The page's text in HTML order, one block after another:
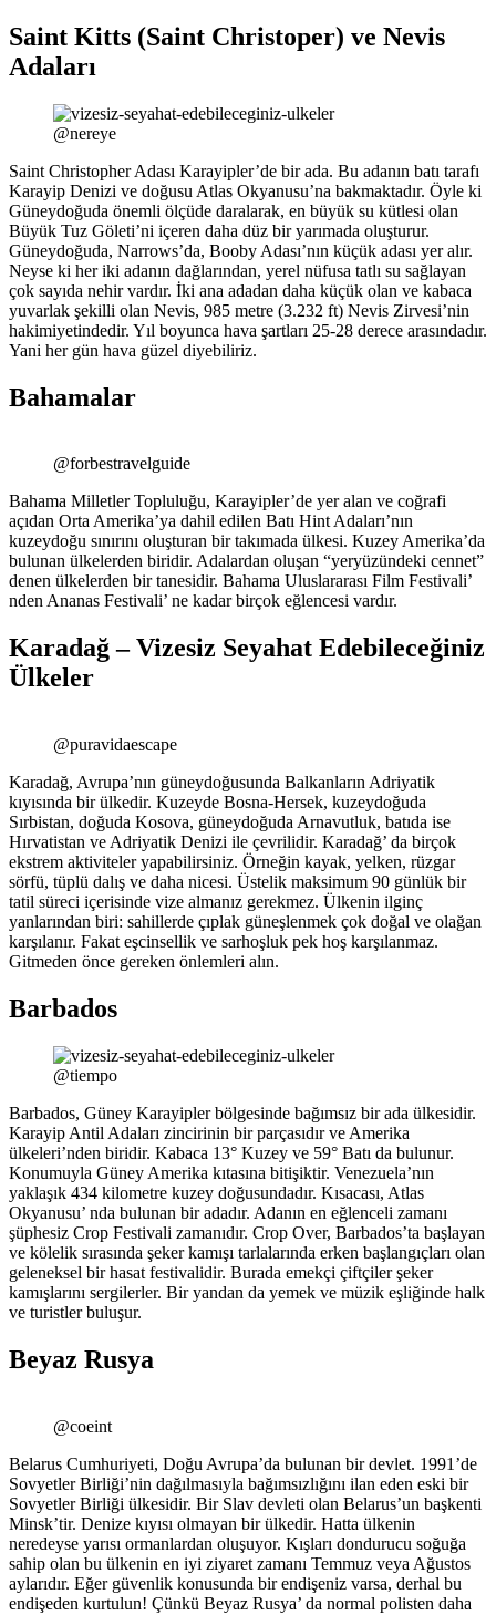
Saint Kitts (Saint Christoper) ve Nevis
Adaları
@nereye
Saint Christopher Adası Karayipler’de bir ada. Bu adanın batı tarafı
Karayip Denizi ve doğusu Atlas Okyanusu’na bakmaktadır. Öyle ki
Güneydoğuda önemli ölçüde daralarak, en büyük su kütlesi olan
Büyük Tuz Göleti’ni içeren daha düz bir yarımada oluşturur.
Güneydoğuda, Narrows’da, Booby Adası’nın küçük adası yer alır.
Neyse ki her iki adanın dağlarından, yerel nüfusa tatlı su sağlayan
çok sayıda nehir vardır. İki ana adadan daha küçük olan ve kabaca
yuvarlak şekilli olan Nevis, 985 metre (3.232 ft) Nevis Zirvesi’nin
hakimiyetindedir. Yıl boyunca hava şartları 25-28 derece arasındadır.
Yani her gün hava güzel diyebiliriz.
Bahamalar
@forbestravelguide
Bahama Milletler Topluluğu, Karayipler’de yer alan ve coğrafi
açıdan Orta Amerika’ya dahil edilen Batı Hint Adaları’nın
kuzeydoğu sınırını oluşturan bir takımada ülkesi. Kuzey Amerika’da
bulunan ülkelerden biridir. Adalardan oluşan “yeryüzündeki cennet”
denen ülkelerden bir tanesidir. Bahama Uluslararası Film Festivali’
nden Ananas Festivali’ ne kadar birçok eğlencesi vardır.
Karadağ – Vizesiz Seyahat Edebileceğiniz
Ülkeler
@puravidaescape
Karadağ, Avrupa’nın güneydoğusunda Balkanların Adriyatik
kıyısında bir ülkedir. Kuzeyde Bosna-Hersek, kuzeydoğuda
Sırbistan, doğuda Kosova, güneydoğuda Arnavutluk, batıda ise
Hırvatistan ve Adriyatik Denizi ile çevrilidir. Karadağ’ da birçok
ekstrem aktiviteler yapabilirsiniz. Örneğin kayak, yelken, rüzgar
sörfü, tüplü dalış ve daha nicesi. Üstelik maksimum 90 günlük bir
tatil süreci içerisinde vize almanız gerekmez. Ülkenin ilginç
yanlarından biri: sahillerde çıplak güneşlenmek çok doğal ve olağan
karşılanır. Fakat eşcinsellik ve sarhoşluk pek hoş karşılanmaz.
Gitmeden önce gereken önlemleri alın.
Barbados
@tiempo
Barbados, Güney Karayipler bölgesinde bağımsız bir ada ülkesidir.
Karayip Antil Adaları zincirinin bir parçasıdır ve Amerika
ülkeleri’nden biridir. Kabaca 13° Kuzey ve 59° Batı da bulunur.
Konumuyla Güney Amerika kıtasına bitişiktir. Venezuela’nın
yaklaşık 434 kilometre kuzey doğusundadır. Kısacası, Atlas
Okyanusu’ nda bulunan bir adadır. Adanın en eğlenceli zamanı
şüphesiz Crop Festivali zamanıdır. Crop Over, Barbados’ta başlayan
ve kölelik sırasında şeker kamışı tarlalarında erken başlangıçları olan
geleneksel bir hasat festivalidir. Burada emekçi çiftçiler şeker
kamışlarını sergilerler. Bir yandan da yemek ve müzik eşliğinde halk
ve turistler buluşur.
Beyaz Rusya
@coeint
Belarus Cumhuriyeti, Doğu Avrupa’da bulunan bir devlet. 1991’de
Sovyetler Birliği’nin dağılmasıyla bağımsızlığını ilan eden eski bir
Sovyetler Birliği ülkesidir. Bir Slav devleti olan Belarus’un başkenti
Minsk’tir. Denize kıyısı olmayan bir ülkedir. Hatta ülkenin
neredeyse yarısı ormanlardan oluşuyor. Kışları dondurucu soğuğa
sahip olan bu ülkenin en iyi ziyaret zamanı Temmuz veya Ağustos
aylarıdır. Eğer güvenlik konusunda bir endişeniz varsa, derhal bu
endişeden kurtulun! Çünkü Beyaz Rusya’ da normal polisten daha